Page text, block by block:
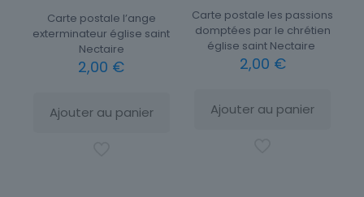
Carte postale l’ange
exterminateur église saint
Nectaire
2,00 €
Ajouter au panier
Carte postale les passions
domptées par le chrétien
église saint Nectaire
2,00 €
Ajouter au panier